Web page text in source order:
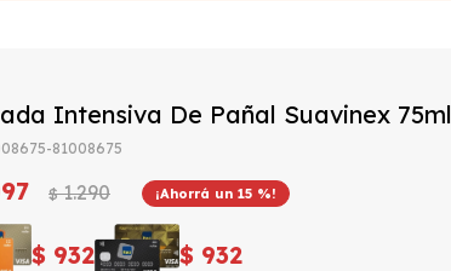
Intensiva De Pañal Suavinex 75ml
81008675
$ 1.290 15
$ 932 $ 932